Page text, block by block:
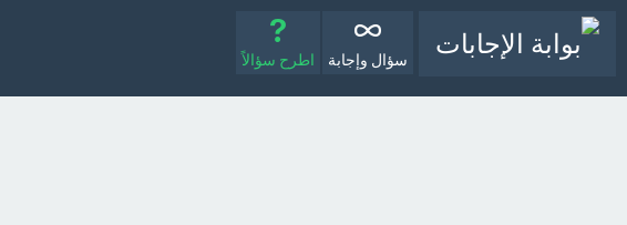
سؤال وإجابة اطرح سؤالاً